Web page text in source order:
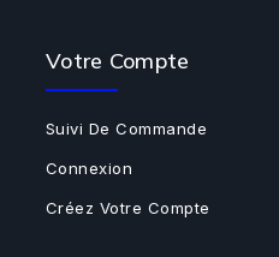
Votre Compte
Suivi De Commande
Connexion
Créez Votre Compte